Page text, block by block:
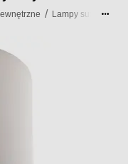
/ Lampy sufitowe